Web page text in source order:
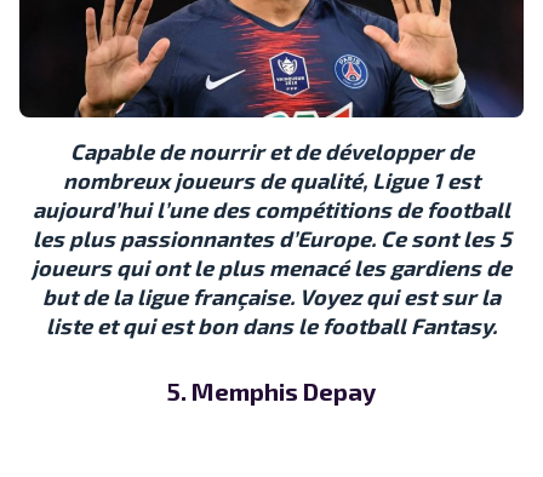
Capable de nourrir et de développer de
nombreux joueurs de qualité, Ligue 1 est
aujourd’hui l’une des compétitions de football
les plus passionnantes d’Europe. Ce sont les 5
joueurs qui ont le plus menacé les gardiens de
but de la ligue française. Voyez qui est sur la
liste et qui est bon dans le football Fantasy.
5. Memphis Depay